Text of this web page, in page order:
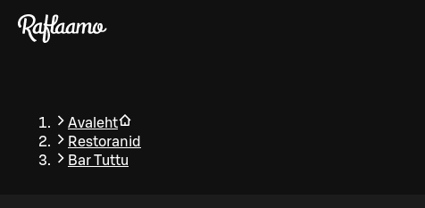
Liigu peamise sisu juurde
Avaleht
Restoranid
Bar Tuttu